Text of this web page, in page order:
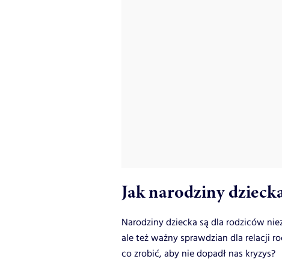
Jak narodziny
Narodziny dziecka są dla rodziców
ale też ważny sprawdzian dla relacji
co zrobić, aby nie dopadł nas kryzys?